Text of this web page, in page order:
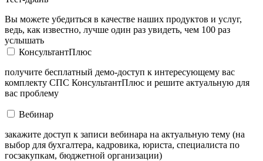
Вы можете убедиться в качестве наших продуктов и услуг,
ведь, как известно, лучше один раз увидеть, чем 100 раз
услышать
КонсультантПлюс
получите бесплатный демо-доступ к интересующему вас
комплекту СПС КонсультантПлюс и решите актуальную для
вас проблему
Вебинар
закажите доступ к записи вебинара на актуальную тему (на
выбор для бухгалтера, кадровика, юриста, специалиста по
госзакупкам, бюджетной организации)